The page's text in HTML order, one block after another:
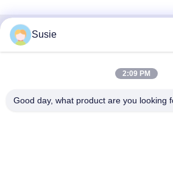
Contacto rápido
1ra Carretera Zhongyi, Distrito de
Susie
2:09 PM
Good day, what product are you looking